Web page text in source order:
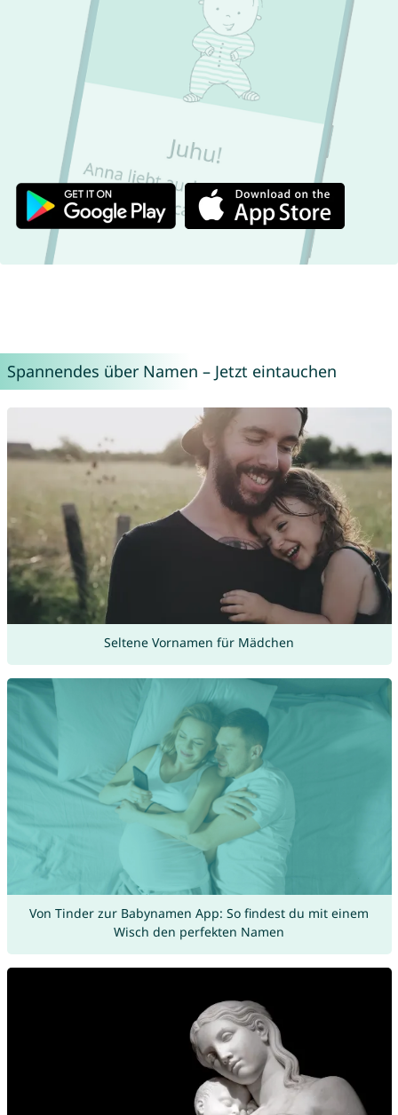
Spannendes über Namen – Jetzt eintauchen
Seltene Vornamen für Mädchen
Von Tinder zur Babynamen App: So findest du mit einem
Wisch den perfekten Namen